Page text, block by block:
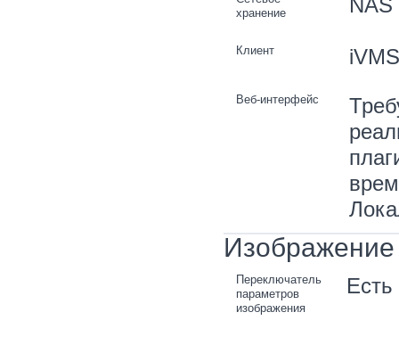
хранение
Клиент
Веб-интерфейс
Изображение
Переключатель
параметров
изображения
Есть